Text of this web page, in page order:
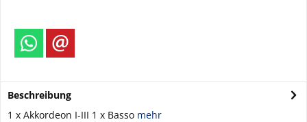
Beschreibung
1 x Akkordeon I-III 1 x Basso mehr